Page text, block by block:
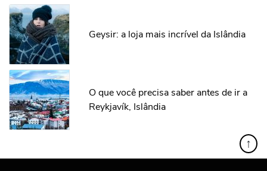
Geysir: a loja mais incrível da Islândia
O que você precisa saber antes de ir a
Reykjavík, Islândia
↑